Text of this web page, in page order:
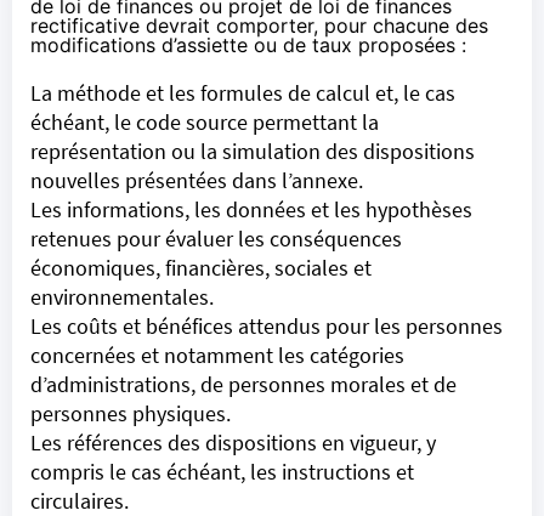
de loi de finances ou projet de loi de finances
rectificative devrait comporter, pour chacune des
modifications d’assiette ou de taux proposées :
La méthode et les formules de calcul et, le cas
échéant, le code source permettant la
représentation ou la simulation des dispositions
nouvelles présentées dans l’annexe.
Les informations, les données et les hypothèses
retenues pour évaluer les conséquences
économiques, financières, sociales et
environnementales.
Les coûts et bénéfices attendus pour les personnes
concernées et notamment les catégories
d’administrations, de personnes morales et de
personnes physiques.
Les références des dispositions en vigueur, y
compris le cas échéant, les instructions et
circulaires.